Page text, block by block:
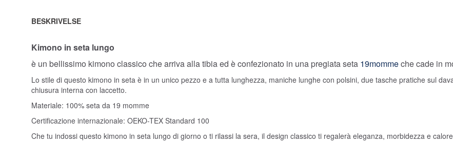
BESKRIVELSE
Kimono in seta lungo
è un bellissimo kimono classico che arriva alla tibia ed è confezionato in una pregiata seta 19mommeche cade in
Lo stile di questo kimono in seta è in un unico pezzo e a tutta lunghezza, maniche lunghe con polsini, due tasche pratiche sul
chiusura interna con laccetto.
Materiale: 100% seta da 19 momme
Certificazione internazionale: OEKO-TEX Standard 100
Che tu indossi questo kimono in seta lungo di giorno o ti rilassi la sera, il design classico ti regalerà eleganza, morbidezza e